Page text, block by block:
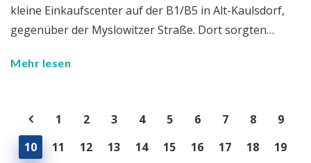
kleine Einkaufscenter auf der B1/B5 in Alt-Kaulsdorf,
gegenüber der Myslowitzer Straße. Dort sorgten…
Mehr lesen
1 2 3 4 5 6 7 8
9
10
11 12 13 14 15 16 17 18
19